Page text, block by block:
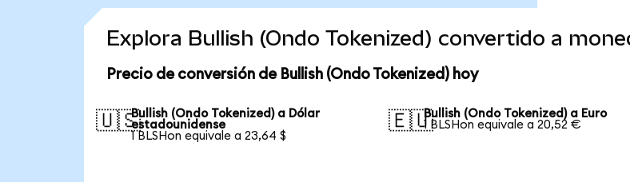
Explora Bullish (Ondo Tokenized) convertido a
Precio de conversión de Bullish (Ondo Tokenized) hoy
🇺🇸Bullish (Ondo Tokenized) a Dólar
estadounidense
1 BLSHon equivale a 23,64 $
🇪🇺Bullish (Ondo Tokenized) a Euro
1 BLSHon equivale a 20,52 €